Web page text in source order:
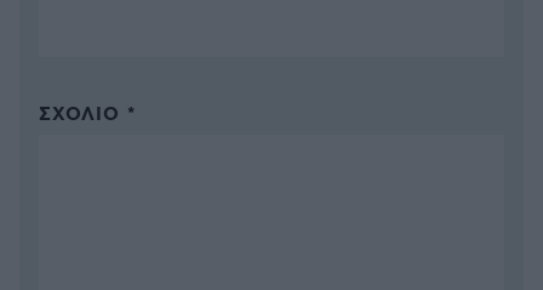
ΣΧΌΛΙΟ *